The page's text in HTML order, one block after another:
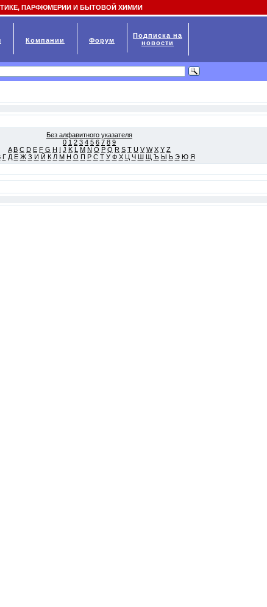
Без алфавитного указателя
0 1 2 3 4 5 6 7 8 9
A B C D E F G H I J K L M N O P Q R S T U V W X Y Z
Г Д Е Ж З И Й К Л М Н О П Р С Т У Ф Х Ц Ч Ш Щ Ъ Ы Ь Э Ю Я
ПАРФЮМЕРИИ И БЫТОВОЙ ХИМИИ
Компании Форум
Подписка на
новости